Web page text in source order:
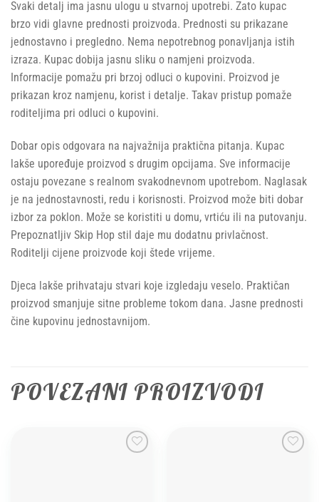
Svaki detalj ima jasnu ulogu u stvarnoj upotrebi. Zato kupac
brzo vidi glavne prednosti proizvoda. Prednosti su prikazane
jednostavno i pregledno. Nema nepotrebnog ponavljanja istih
izraza. Kupac dobija jasnu sliku o namjeni proizvoda.
Informacije pomažu pri brzoj odluci o kupovini. Proizvod je
prikazan kroz namjenu, korist i detalje. Takav pristup pomaže
roditeljima pri odluci o kupovini.
Dobar opis odgovara na najvažnija praktična pitanja. Kupac
lakše upoređuje proizvod s drugim opcijama. Sve informacije
ostaju povezane s realnom svakodnevnom upotrebom. Naglasak
je na jednostavnosti, redu i korisnosti. Proizvod može biti dobar
izbor za poklon. Može se koristiti u domu, vrtiću ili na putovanju.
Prepoznatljiv Skip Hop stil daje mu dodatnu privlačnost.
Roditelji cijene proizvode koji štede vrijeme.
Djeca lakše prihvataju stvari koje izgledaju veselo. Praktičan
proizvod smanjuje sitne probleme tokom dana. Jasne prednosti
čine kupovinu jednostavnijom.
POVEZANI PROIZVODI